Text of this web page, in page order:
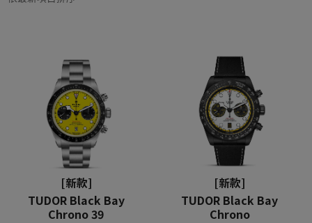
[新款]
TUDOR Black Bay
Chrono 39
[新款]
TUDOR Black Bay
Chrono